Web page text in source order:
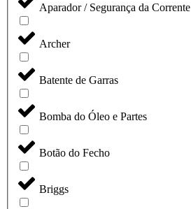
Aparador / Segurança da Corrente
Archer
Batente de Garras
Bomba do Óleo e Partes
Botão do Fecho
Briggs